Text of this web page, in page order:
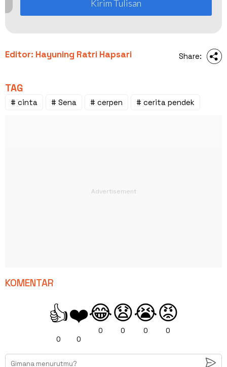
Kirim Tulisan
Editor: Hayuning Ratri Hapsari Share:
TAG
# cinta # Sena # cerpen # cerita pendek
KOMENTAR
👍
0
❤️
0
😂
0
😧
0
😭
0
😡
0